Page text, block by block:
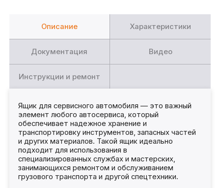
Описание Характеристики
Документация Видео
Инструкции и ремонт
Ящик для сервисного автомобиля — это важный
элемент любого автосервиса, который
обеспечивает надежное хранение и
транспортировку инструментов, запасных частей
и других материалов. Такой ящик идеально
подходит для использования в
специализированных службах и мастерских,
занимающихся ремонтом и обслуживанием
грузового транспорта и другой спецтехники.